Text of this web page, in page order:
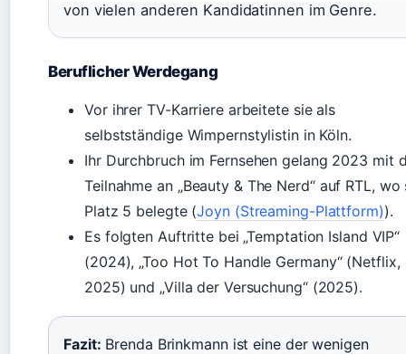
von vielen anderen Kandidatinnen im Genre.
Beruflicher Werdegang
Vor ihrer TV-Karriere arbeitete sie als
selbstständige Wimpernstylistin in Köln.
Ihr Durchbruch im Fernsehen gelang 2023 mit
Teilnahme an „Beauty & The Nerd“ auf RTL, wo
Platz 5 belegte (Joyn (Streaming-Plattform)).
Es folgten Auftritte bei „Temptation Island VIP“
(2024), „Too Hot To Handle Germany“ (Netflix,
2025) und „Villa der Versuchung“ (2025).
Fazit: Brenda Brinkmann ist eine der wenigen